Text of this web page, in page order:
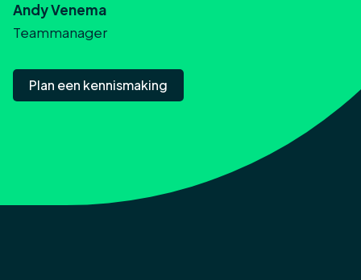
Andy Venema
Teammanager
Plan een kennismaking